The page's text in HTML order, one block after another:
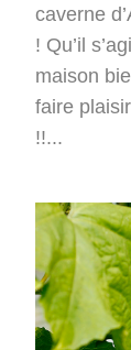
caverne
! Qu’il
maison
faire
!!...